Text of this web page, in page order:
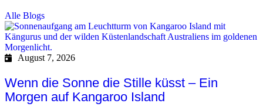
Alle Blogs
August 7, 2026
Wenn die Sonne die Stille küsst – Ein
Morgen auf Kangaroo Island